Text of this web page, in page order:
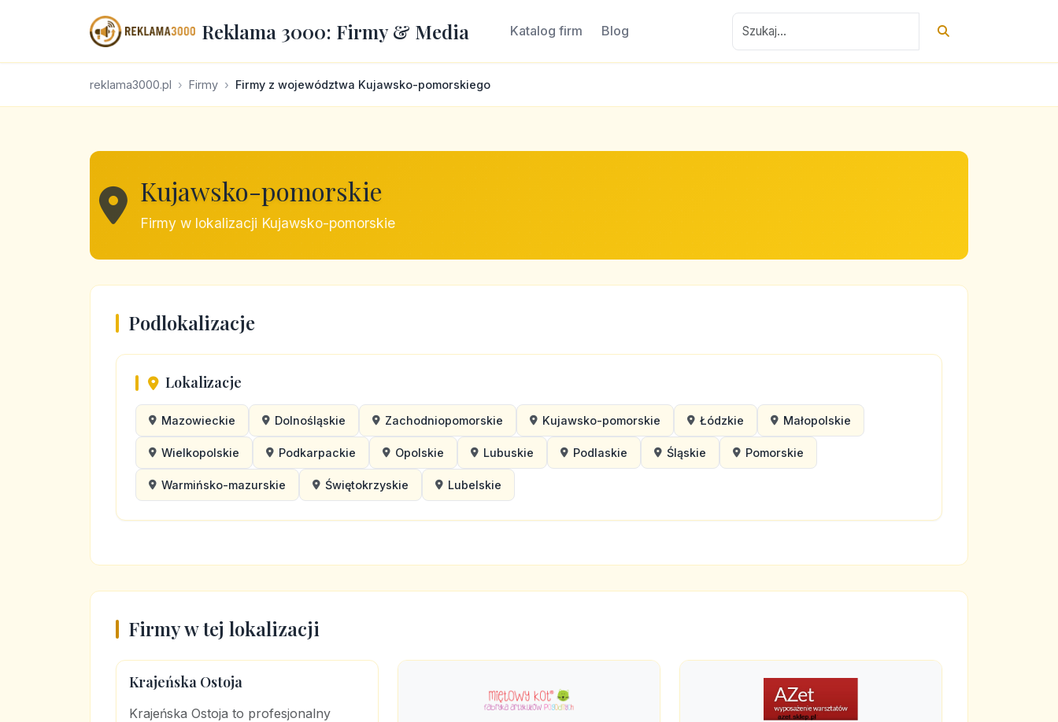
Reklama 3000: Firmy & Media Katalog firm Blog
reklama3000.pl Firmy Firmy z województwa Kujawsko-pomorskiego
Kujawsko-pomorskie
Firmy w lokalizacji Kujawsko-pomorskie
Podlokalizacje
Lokalizacje
Mazowieckie Dolnośląskie Zachodniopomorskie Kujawsko-pomorskie Łódzkie Małopolskie
Wielkopolskie Podkarpackie Opolskie Lubuskie Podlaskie Śląskie Pomorskie
Warmińsko-mazurskie Świętokrzyskie Lubelskie
Firmy w tej lokalizacji
Krajeńska Ostoja
Krajeńska Ostoja to profesjonalny